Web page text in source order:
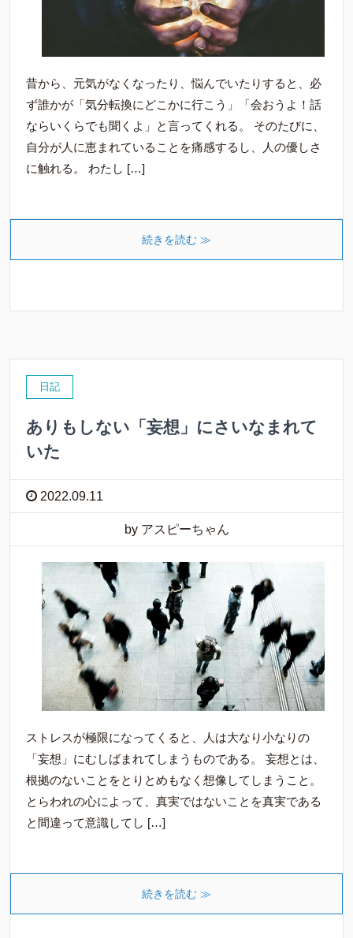
昔から、元気がなくなったり、悩んでいたりすると、必
ず誰かが「気分転換にどこかに行こう」「会おうよ！話
ならいくらでも聞くよ」と言ってくれる。 そのたびに、
自分が人に恵まれていることを痛感するし、人の優しさ
に触れる。 わたし […]
続きを読む ≫
日記
ありもしない「妄想」にさいなまれて
いた
2022.09.11
by アスピーちゃん
ストレスが極限になってくると、人は大なり小なりの
「妄想」にむしばまれてしまうものである。 妄想とは、
根拠のないことをとりとめもなく想像してしまうこと。
とらわれの心によって、真実ではないことを真実である
と間違って意識してし […]
続きを読む ≫